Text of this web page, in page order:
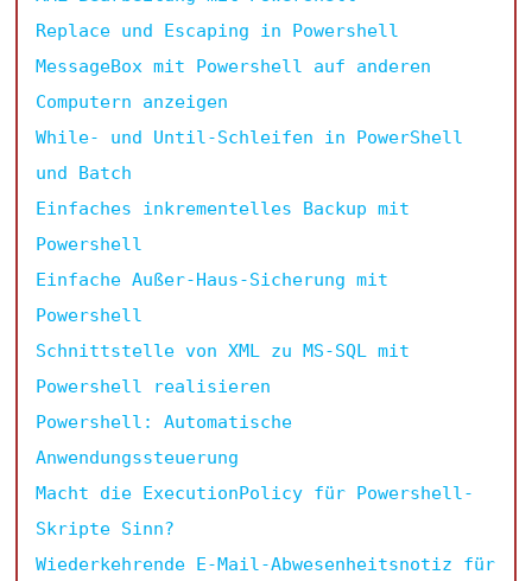
Replace und Escaping in Powershell
MessageBox mit Powershell auf anderen
Computern anzeigen
While- und Until-Schleifen in PowerShell
und Batch
Einfaches inkrementelles Backup mit
Powershell
Einfache Außer-Haus-Sicherung mit
Powershell
Schnittstelle von XML zu MS-SQL mit
Powershell realisieren
Powershell: Automatische
Anwendungssteuerung
Macht die ExecutionPolicy für Powershell-
Skripte Sinn?
Wiederkehrende E-Mail-Abwesenheitsnotiz für